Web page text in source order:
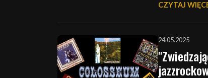
CZYTAJ
24.05.2025